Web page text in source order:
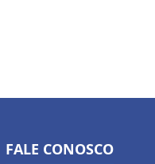
FALE CONOSCO